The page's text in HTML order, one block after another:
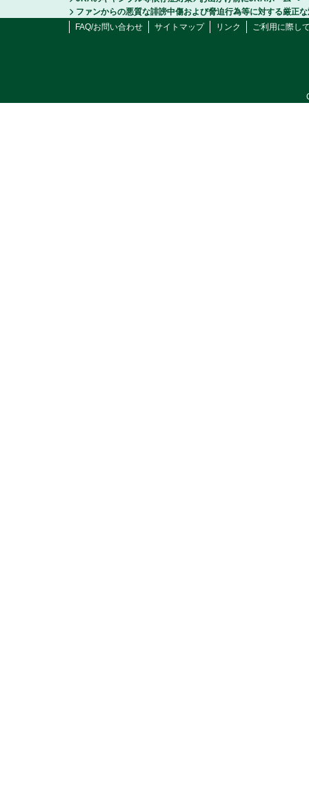
ファンからの悪質な誹謗中傷および脅迫行為等に対する厳正
FAQ/お問い合わせ
サイトマップ リンク ご利用に際し